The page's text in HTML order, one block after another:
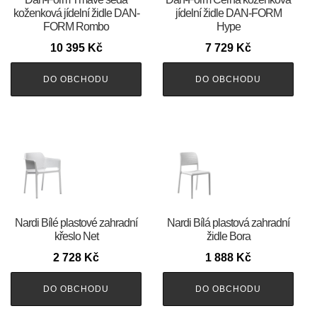
koženková jídelní židle DAN-
FORM Rombo
10 395 Kč
DO OBCHODU
jídelní židle DAN-FORM
Hype
7 729 Kč
DO OBCHODU
Nardi Bílé plastové zahradní
křeslo Net
2 728 Kč
DO OBCHODU
Nardi Bílá plastová zahradní
židle Bora
1 888 Kč
DO OBCHODU